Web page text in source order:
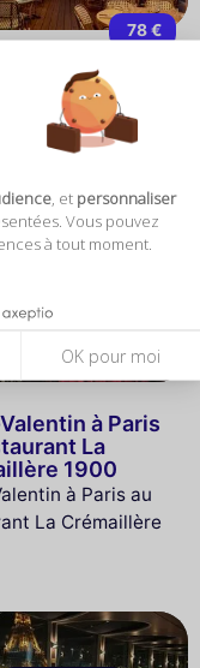
, et personnaliser
Vous pouvez
à tout moment.
OK pour moi
78 €
de la Saint-
2027 au Polpo
la Saint-Valentin
Polpo
COMPLET
à Paris
La
1900
à Paris au
La Crémaillère